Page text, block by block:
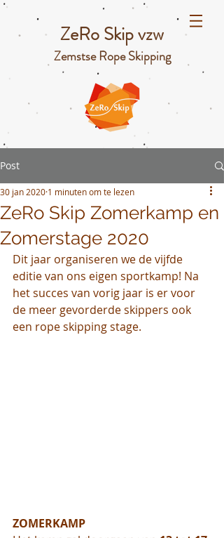
ZeRo Skip vzw
Zemstse Rope Skipping
Post
ZeRo Skip Zomerkamp en
Zomerstage 2020
30 jan 2020 1 minuten om te lezen
Dit jaar organiseren we de vijfde
editie van ons eigen sportkamp! Na
het succes van vorig jaar is er voor
de meer gevorderde skippers ook
een rope skipping stage.
ZOMERKAMP